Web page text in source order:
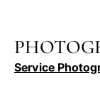
Service